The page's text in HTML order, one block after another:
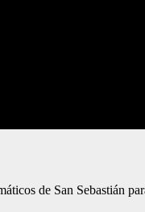
de San Sebastián